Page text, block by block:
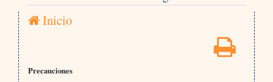
Inicio
Precauciones